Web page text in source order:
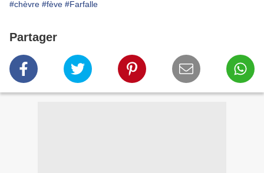
#chèvre #fève #Farfalle
Partager